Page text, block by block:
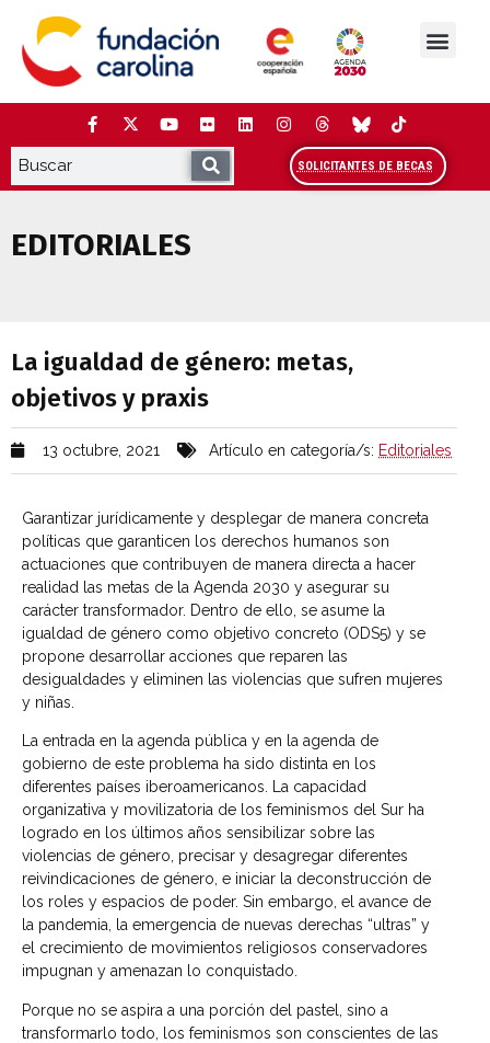
contenido
SOLICITANTES DE BECAS
EDITORIALES
La igualdad de género: metas,
objetivos y praxis
13 octubre, 2021 Artículo en categoría/s: Editoriales
Garantizar jurídicamente y desplegar de manera concreta
políticas que garanticen los derechos humanos son
actuaciones que contribuyen de manera directa a hacer
realidad las metas de la Agenda 2030 y asegurar su
carácter transformador. Dentro de ello, se asume la
igualdad de género como objetivo concreto (ODS5) y se
propone desarrollar acciones que reparen las
desigualdades y eliminen las violencias que sufren mujeres
y niñas.
La entrada en la agenda pública y en la agenda de
gobierno de este problema ha sido distinta en los
diferentes países iberoamericanos. La capacidad
organizativa y movilizatoria de los feminismos del Sur ha
logrado en los últimos años sensibilizar sobre las
violencias de género, precisar y desagregar diferentes
reivindicaciones de género, e iniciar la deconstrucción de
los roles y espacios de poder. Sin embargo, el avance de
la pandemia, la emergencia de nuevas derechas “ultras” y
el crecimiento de movimientos religiosos conservadores
impugnan y amenazan lo conquistado.
Porque no se aspira a una porción del pastel, sino a
transformarlo todo, los feminismos son conscientes de las